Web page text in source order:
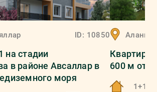
ID: 10850
на стадии
в районе Авсаллар в
моря
Аланья
Квартира
600 м от
1+1